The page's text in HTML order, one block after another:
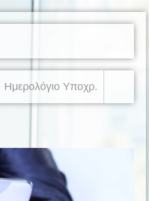
Ημερολόγιο Υποχρ.